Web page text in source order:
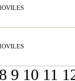
8 9 10 11